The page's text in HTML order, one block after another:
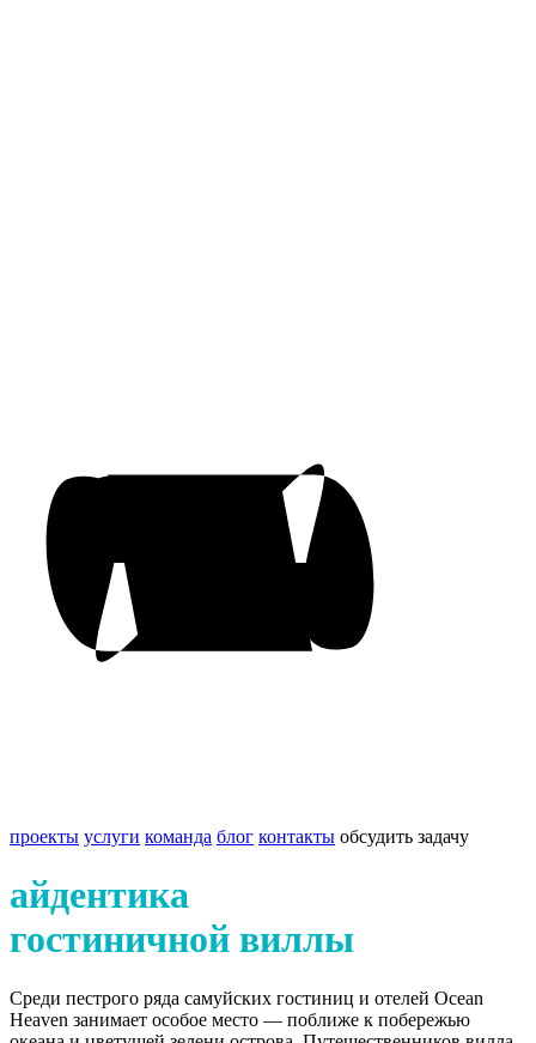
проекты услуги команда блог контакты обсудить задачу
айдентика
гостиничной виллы
Среди пестрого ряда самуйских гостиниц и отелей Ocean
Heaven занимает особое место — поближе к побережью